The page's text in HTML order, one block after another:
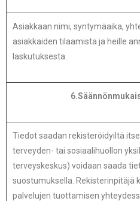
Asiakkaan nimi, syntymäaika,
asiakkaiden tilaamista ja heille
laskutuksesta.
Tiedot saadan rekisteröidyiltä
terveyden- tai sosiaalihuollon
terveyskeskus) voidaan saada
suostumuksella. Rekisterinpitäjä
palvelujen tuottamisen